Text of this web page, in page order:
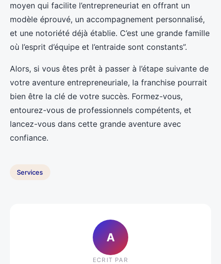
moyen qui facilite l’entrepreneuriat en offrant un
modèle éprouvé, un accompagnement personnalisé,
et une notoriété déjà établie. C’est une grande famille
où l’esprit d’équipe et l’entraide sont constants”.
Alors, si vous êtes prêt à passer à l’étape suivante de
votre aventure entrepreneuriale, la franchise pourrait
bien être la clé de votre succès. Formez-vous,
entourez-vous de professionnels compétents, et
lancez-vous dans cette grande aventure avec
confiance.
Services
A
ECRIT PAR